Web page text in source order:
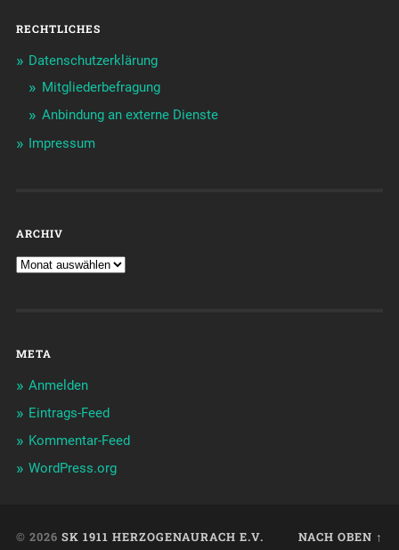
RECHTLICHES
Datenschutzerklärung
Mitgliederbefragung
Anbindung an externe Dienste
Impressum
ARCHIV
META
Anmelden
Eintrags-Feed
Kommentar-Feed
WordPress.org
© 2026 SK 1911 HERZOGENAURACH E.V. NACH OBEN ↑